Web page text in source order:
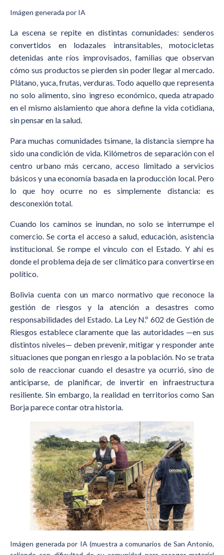
Imágen generada por IA
La escena se repite en distintas comunidades: senderos
convertidos en lodazales intransitables, motocicletas
detenidas ante ríos improvisados, familias que observan
cómo sus productos se pierden sin poder llegar al mercado.
Plátano, yuca, frutas, verduras. Todo aquello que representa
no solo alimento, sino ingreso económico, queda atrapado
en el mismo aislamiento que ahora define la vida cotidiana,
sin pensar en la salud.
Para muchas comunidades tsimane, la distancia siempre ha
sido una condición de vida. Kilómetros de separación con el
centro urbano más cercano, acceso limitado a servicios
básicos y una economía basada en la producción local. Pero
lo que hoy ocurre no es simplemente distancia: es
desconexión total.
Cuando los caminos se inundan, no solo se interrumpe el
comercio. Se corta el acceso a salud, educación, asistencia
institucional. Se rompe el vínculo con el Estado. Y ahí es
donde el problema deja de ser climático para convertirse en
político.
Bolivia cuenta con un marco normativo que reconoce la
gestión de riesgos y la atención a desastres como
responsabilidades del Estado. La Ley N.º 602 de Gestión de
Riesgos establece claramente que las autoridades —en sus
distintos niveles— deben prevenir, mitigar y responder ante
situaciones que pongan en riesgo a la población. No se trata
solo de reaccionar cuando el desastre ya ocurrió, sino de
anticiparse, de planificar, de invertir en infraestructura
resiliente. Sin embargo, la realidad en territorios como San
Borja parece contar otra historia.
Imágen generada por IA (muestra a comunarios de San Antonio,